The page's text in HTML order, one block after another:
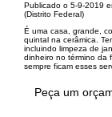
Publicado o 5-9-2019
(Distrito Federal)
É uma casa, grande,
quintal na cerâmica.
incluindo limpeza de
dinheiro no término da
sempre ficam esses
Peça um